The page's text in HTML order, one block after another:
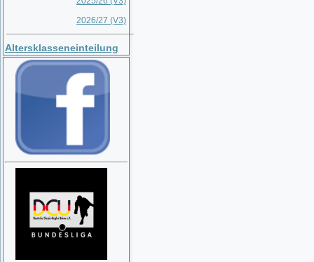
2026/27 (V3)
Altersklasseneinteilung